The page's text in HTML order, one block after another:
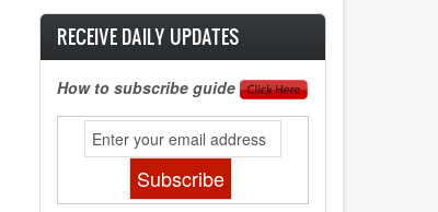
RECEIVE DAILY UPDATES
How to subscribe guide